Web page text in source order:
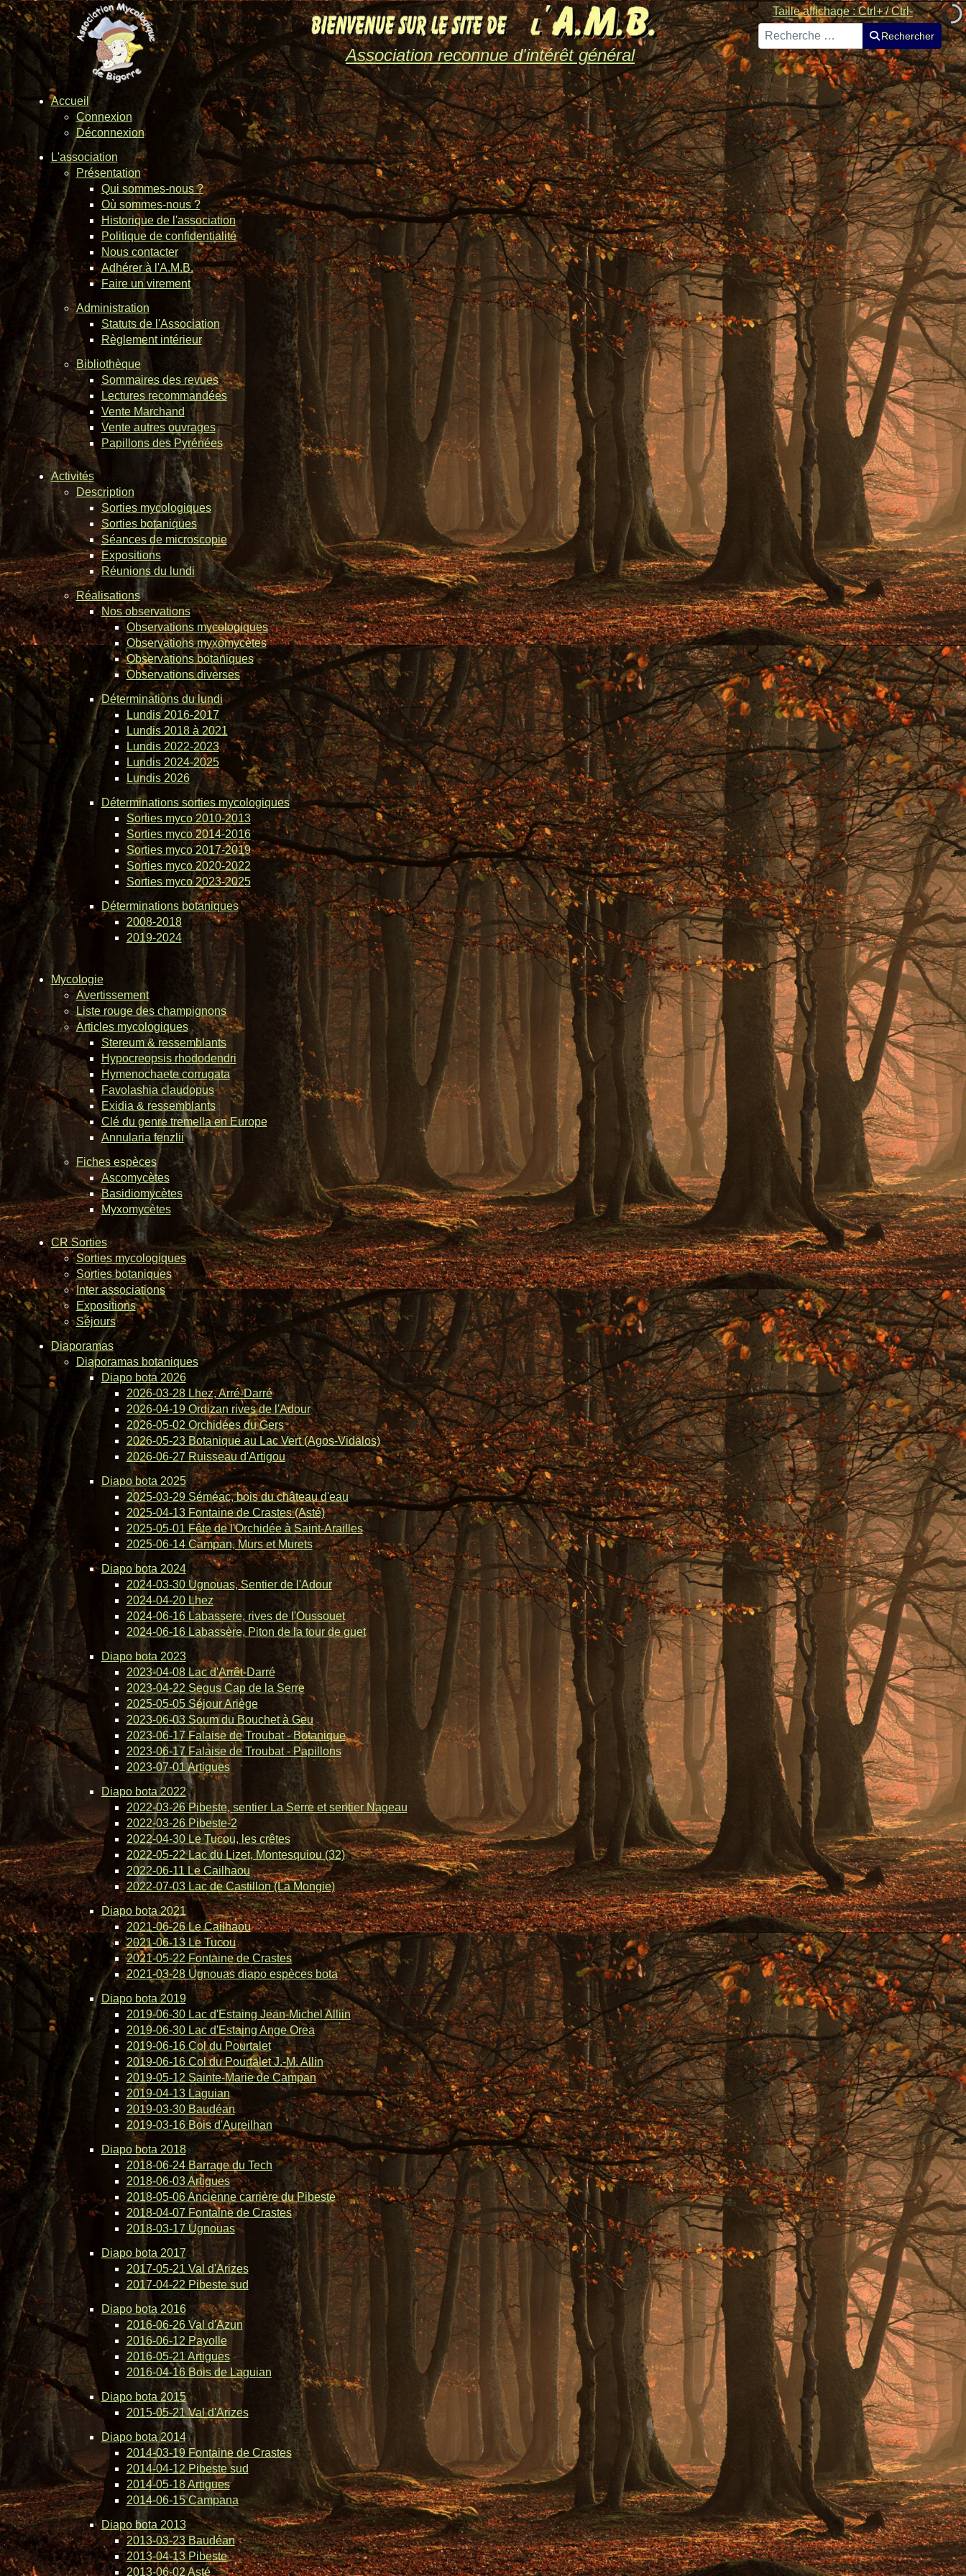
Association reconnue d'intérêt général
Taille affichage : Ctrl+ / Ctrl-
Rechercher
Rechercher
Accueil
Connexion
Déconnexion
L'association
Présentation
Qui sommes-nous ?
Où sommes-nous ?
Historique de l'association
Politique de confidentialité
Nous contacter
Adhérer à l'A.M.B.
Faire un virement
Administration
Statuts de l'Association
Règlement intérieur
Bibliothèque
Sommaires des revues
Lectures recommandées
Vente Marchand
Vente autres ouvrages
Papillons des Pyrénées
Activités
Description
Sorties mycologiques
Sorties botaniques
Séances de microscopie
Expositions
Réunions du lundi
Réalisations
Nos observations
Observations mycologiques
Observations myxomycètes
Observations botaniques
Observations diverses
Déterminations du lundi
Lundis 2016-2017
Lundis 2018 à 2021
Lundis 2022-2023
Lundis 2024-2025
Lundis 2026
Déterminations sorties mycologiques
Sorties myco 2010-2013
Sorties myco 2014-2016
Sorties myco 2017-2019
Sorties myco 2020-2022
Sorties myco 2023-2025
Déterminations botaniques
2008-2018
2019-2024
Mycologie
Avertissement
Liste rouge des champignons
Articles mycologiques
Stereum & ressemblants
Hypocreopsis rhododendri
Hymenochaete corrugata
Favolashia claudopus
Exidia & ressemblants
Clé du genre tremella en Europe
Annularia fenzlii
Fiches espèces
Ascomycètes
Basidiomycètes
Myxomycètes
CR Sorties
Sorties mycologiques
Sorties botaniques
Inter associations
Expositions
Séjours
Diaporamas
Diaporamas botaniques
Diapo bota 2026
2026-03-28 Lhez, Arré-Darré
2026-04-19 Ordizan rives de l'Adour
2026-05-02 Orchidées du Gers
2026-05-23 Botanique au Lac Vert (Agos-Vidalos)
2026-06-27 Ruisseau d'Artigou
Diapo bota 2025
2025-03-29 Séméac, bois du château d'eau
2025-04-13 Fontaine de Crastes (Asté)
2025-05-01 Fête de l'Orchidée à Saint-Arailles
2025-06-14 Campan, Murs et Murets
Diapo bota 2024
2024-03-30 Ugnouas, Sentier de l'Adour
2024-04-20 Lhez
2024-06-16 Labassere, rives de l'Oussouet
2024-06-16 Labassère, Piton de la tour de guet
Diapo bota 2023
2023-04-08 Lac d'Arrêt-Darré
2023-04-22 Segus Cap de la Serre
2025-05-05 Séjour Ariège
2023-06-03 Soum du Bouchet à Geu
2023-06-17 Falaise de Troubat - Botanique
2023-06-17 Falaise de Troubat - Papillons
2023-07-01 Artigues
Diapo bota 2022
2022-03-26 Pibeste, sentier La Serre et sentier Nageau
2022-03-26 Pibeste-2
2022-04-30 Le Tucou, les crêtes
2022-05-22 Lac du Lizet, Montesquiou (32)
2022-06-11 Le Cailhaou
2022-07-03 Lac de Castillon (La Mongie)
Diapo bota 2021
2021-06-26 Le Cailhaou
2021-06-13 Le Tucou
2021-05-22 Fontaine de Crastes
2021-03-28 Ugnouas diapo espèces bota
Diapo bota 2019
2019-06-30 Lac d'Estaing Jean-Michel Alliin
2019-06-30 Lac d'Estaing Ange Orea
2019-06-16 Col du Pourtalet
2019-06-16 Col du Pourtalet J.-M. Allin
2019-05-12 Sainte-Marie de Campan
2019-04-13 Laguian
2019-03-30 Baudéan
2019-03-16 Bois d'Aureilhan
Diapo bota 2018
2018-06-24 Barrage du Tech
2018-06-03 Artigues
2018-05-06 Ancienne carrière du Pibeste
2018-04-07 Fontaine de Crastes
2018-03-17 Ugnouas
Diapo bota 2017
2017-05-21 Val d'Arizes
2017-04-22 Pibeste sud
Diapo bota 2016
2016-06-26 Val d'Azun
2016-06-12 Payolle
2016-05-21 Artigues
2016-04-16 Bois de Laguian
Diapo bota 2015
2015-05-21 Val d'Arizes
Diapo bota 2014
2014-03-19 Fontaine de Crastes
2014-04-12 Pibeste sud
2014-05-18 Artigues
2014-06-15 Campana
Diapo bota 2013
2013-03-23 Baudéan
2013-04-13 Pibeste
2013-06-02 Asté